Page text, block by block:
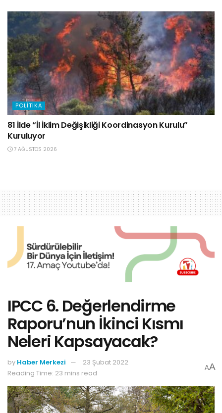
POLITIKA
81 İlde “İl İklim Değişikliği Koordinasyon Kurulu”
Kuruluyor
7 AĞUSTOS 2026
IPCC 6. Değerlendirme
Raporu’nun İkinci Kısmı
Neleri Kapsayacak?
by Haber Merkezi
23 Şubat 2022
Reading Time: 23 mins read
AA